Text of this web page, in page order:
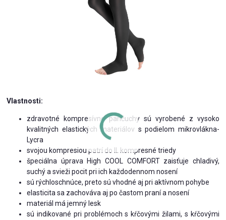
Vlastnosti:
zdravotné kompresívne pančuchy sú vyrobené z vysoko
kvalitných elastických materiálov s podielom mikrovlákna-
Lycra
svojou kompresiou patrí do II. kompresné triedy
špeciálna úprava High COOL COMFORT zaisťuje chladivý,
suchý a svieži pocit pri ich každodennom nosení
sú rýchloschnúce, preto sú vhodné aj pri aktívnom pohybe
elasticita sa zachováva aj po častom praní a nosení
materiál má jemný lesk
sú indikované pri problémoch s kŕčovými žilami, s kŕčovými